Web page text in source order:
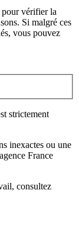
pour vérifier la
Si malgré ces
vous pouvez
strictement
inexactes ou une
France
, consultez